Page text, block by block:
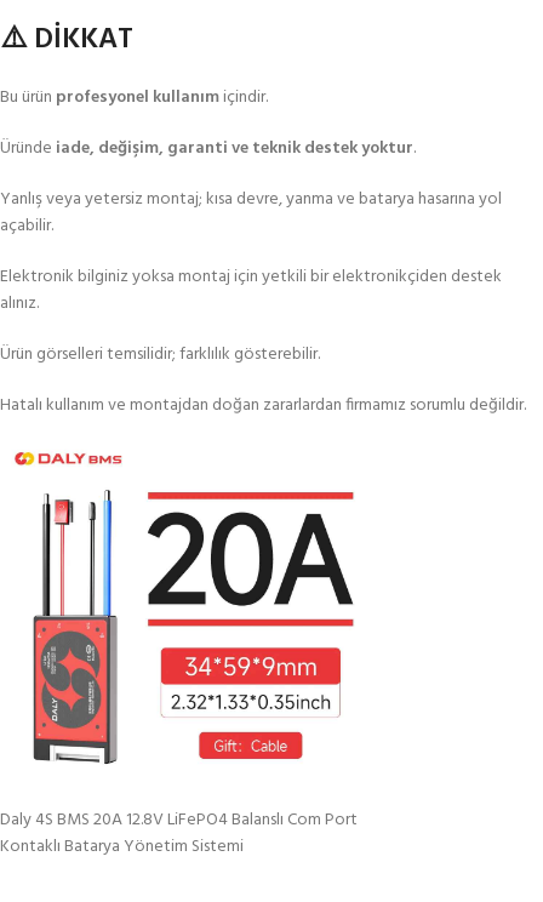
⚠️ DİKKAT
Bu ürün profesyonel kullanımiçindir.
Üründe iade, değişim, garanti ve teknik destek yoktur.
Yanlış veya yetersiz montaj; kısa devre, yanma ve batarya hasarına yol
açabilir.
Elektronik bilginiz yoksa montaj için yetkili bir elektronikçiden destek
alınız.
Ürün görselleri temsilidir; farklılık gösterebilir.
Hatalı kullanım ve montajdan doğan zararlardan firmamız sorumlu değildir.
Daly 4S BMS 20A 12.8V LiFePO4 Balanslı Com Port
Kontaklı Batarya Yönetim Sistemi